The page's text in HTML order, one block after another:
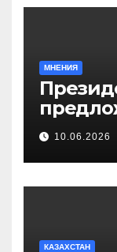
МНЕНИЯ
10.06.2026
КАЗАХСТАН